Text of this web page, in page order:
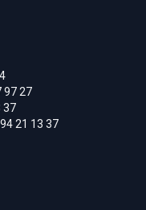
97 27
37
21 13 37